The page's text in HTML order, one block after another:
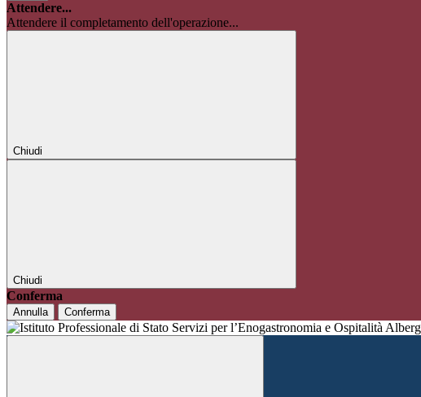
Attendere...
Attendere il completamento dell'operazione...
Chiudi
Chiudi
Conferma
Annulla Conferma